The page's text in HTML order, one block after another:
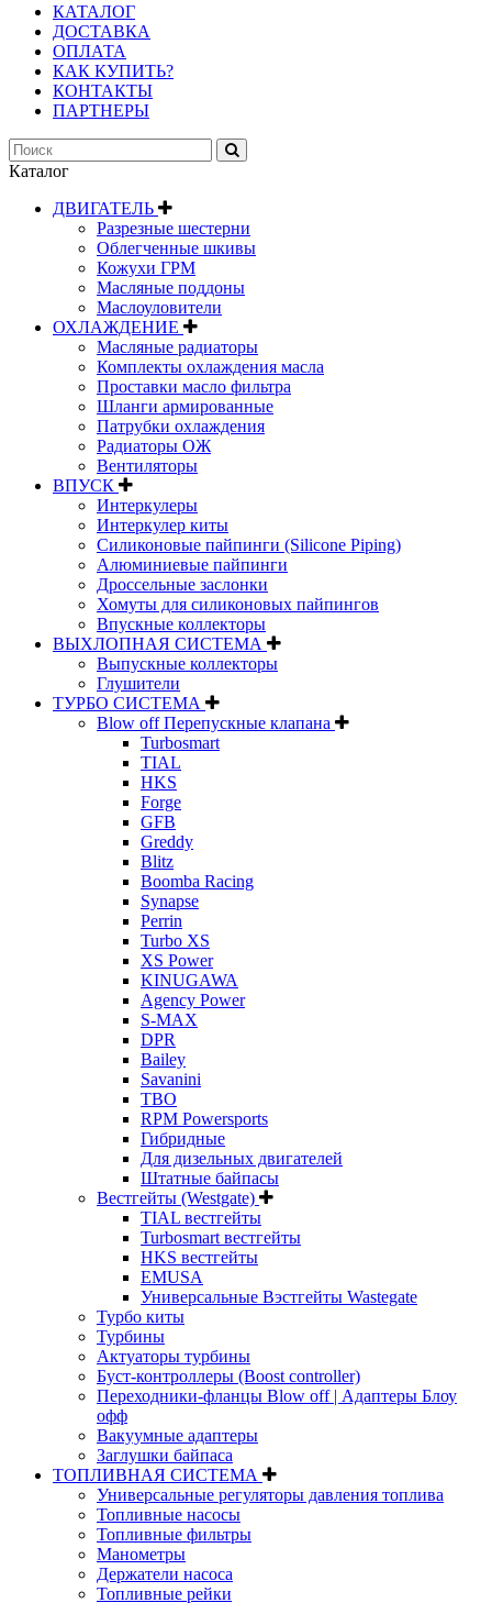
КАТАЛОГ
ДОСТАВКА
ОПЛАТА
КАК КУПИТЬ?
КОНТАКТЫ
ПАРТНЕРЫ
Каталог
ДВИГАТЕЛЬ
Разрезные шестерни
Облегченные шкивы
Кожухи ГРМ
Масляные поддоны
Маслоуловители
ОХЛАЖДЕНИЕ
Масляные радиаторы
Комплекты охлаждения масла
Проставки масло фильтра
Шланги армированные
Патрубки охлаждения
Радиаторы ОЖ
Вентиляторы
ВПУСК
Интеркулеры
Интеркулер киты
Силиконовые пайпинги (Silicone Piping)
Алюминиевые пайпинги
Дроссельные заслонки
Хомуты для силиконовых пайпингов
Впускные коллекторы
ВЫХЛОПНАЯ СИСТЕМА
Выпускные коллекторы
Глушители
ТУРБО СИСТЕМА
Blow off Перепускные клапана
Turbosmart
TIAL
HKS
Forge
GFB
Greddy
Blitz
Boomba Racing
Synapse
Perrin
Turbo XS
XS Power
KINUGAWA
Agency Power
S-MAX
DPR
Bailey
Savanini
TBO
RPM Powersports
Гибридные
Для дизельных двигателей
Штатные байпасы
Вестгейты (Westgate)
TIAL вестгейты
Turbosmart вестгейты
HKS вестгейты
EMUSA
Универсальные Вэстгейты Wastegate
Турбо киты
Турбины
Актуаторы турбины
Буст-контроллеры (Boost controller)
Переходники-фланцы Blow off | Адаптеры Блоу
офф
Вакуумные адаптеры
Заглушки байпаса
ТОПЛИВНАЯ СИСТЕМА
Универсальные регуляторы давления топлива
Топливные насосы
Топливные фильтры
Манометры
Держатели насоса
Топливные рейки